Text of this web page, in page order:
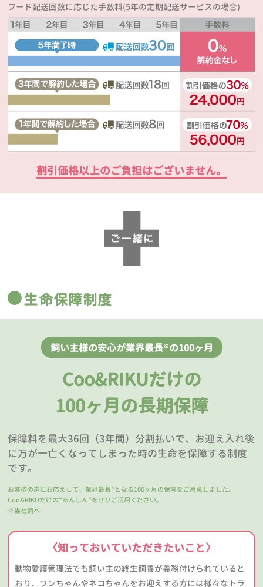
フード配送回数に応じた手数料(5年の定期配送サービスの場合)
割引価格以上のご負担はございません。
生命保障制度
飼い主様の安心が業界最長※の100ヶ月
Coo&RIKUだけの
100ヶ月の長期保障
保障料を最大36回（3年間）分割払いで、お迎え入れ後
に万が一亡くなってしまった時の生命を保障する制度
です。
お客様の声にお応えして、業界最長 ※ となる100ヶ月の保障をご用意しました。
Coo&RIKUだけの“あんしん”をぜひご活用ください。
※当社調べ
〈知っておいていただきたいこと〉
動物愛護管理法でも飼い主の終生飼養が義務付けられていると
おり、ワンちゃんやネコちゃんをお迎えする方には様々なトラ